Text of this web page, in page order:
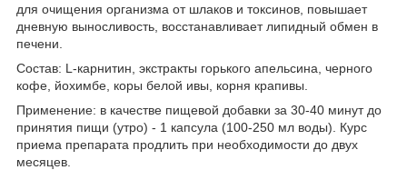
для очищения организма от шлаков и токсинов, повышает
дневную выносливость, восстанавливает липидный обмен в
печени.
Состав: L-карнитин, экстракты горького апельсина, черного
кофе, йохимбе, коры белой ивы, корня крапивы.
Применение: в качестве пищевой добавки за 30-40 минут до
принятия пищи (утро) - 1 капсула (100-250 мл воды). Курс
приема препарата продлить при необходимости до двух
месяцев.